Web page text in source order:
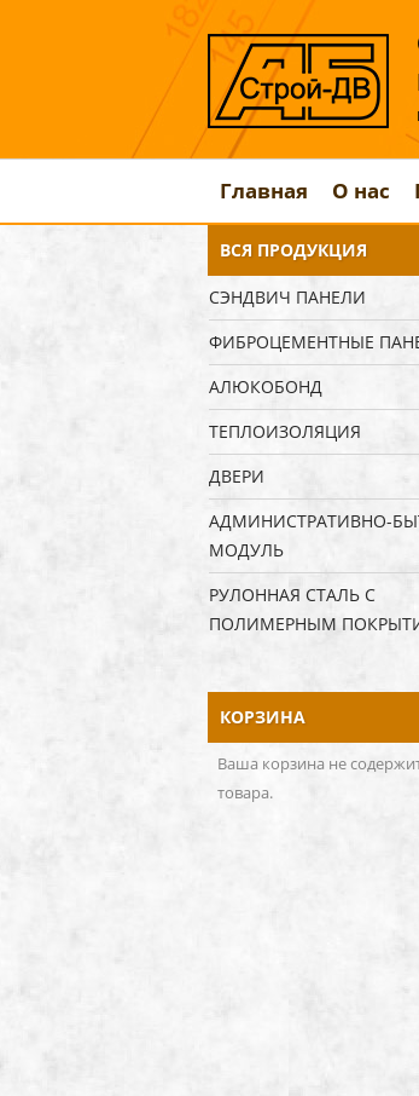
Главная О нас
ВСЯ ПРОДУКЦИЯ
СЭНДВИЧ ПАНЕЛИ
ФИБРОЦЕМЕНТНЫЕ
АЛЮКОБОНД
ТЕПЛОИЗОЛЯЦИЯ
ДВЕРИ
АДМИНИСТРАТИВНО-
МОДУЛЬ
РУЛОННАЯ СТАЛЬ С
ПОЛИМЕРНЫМ
КОРЗИНА
Ваша корзина не
товара.